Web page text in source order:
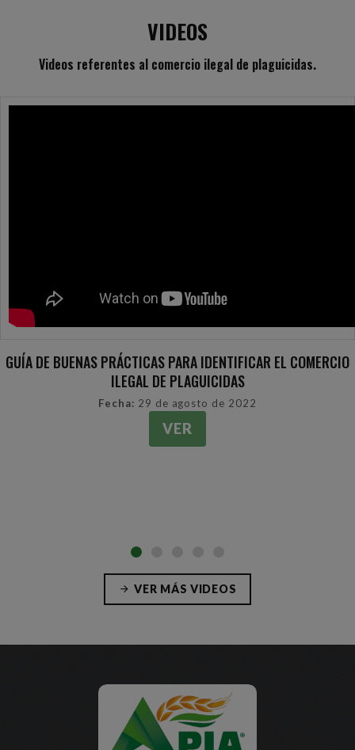
VIDEOS
Videos referentes al comercio ilegal de plaguicidas.
GUÍA DE BUENAS PRÁCTICAS PARA IDENTIFICAR EL COMERCIO
ILEGAL DE PLAGUICIDAS
Fecha: 29 de agosto de 2022
VER
VER MÁS VIDEOS